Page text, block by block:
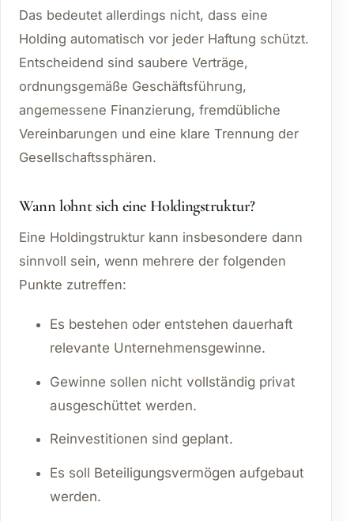
Das bedeutet allerdings nicht, dass eine
Holding automatisch vor jeder Haftung schützt.
Entscheidend sind saubere Verträge,
ordnungsgemäße Geschäftsführung,
angemessene Finanzierung, fremdübliche
Vereinbarungen und eine klare Trennung der
Gesellschaftssphären.
Wann lohnt sich eine Holdingstruktur?
Eine Holdingstruktur kann insbesondere dann
sinnvoll sein, wenn mehrere der folgenden
Punkte zutreffen:
Es bestehen oder entstehen dauerhaft
relevante Unternehmensgewinne.
Gewinne sollen nicht vollständig privat
ausgeschüttet werden.
Reinvestitionen sind geplant.
Es soll Beteiligungsvermögen aufgebaut
werden.